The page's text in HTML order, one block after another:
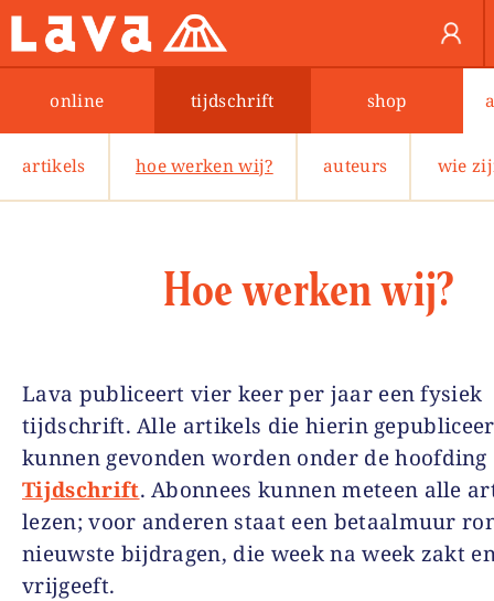
online tijdschrift shop
artikels hoe werken wij? auteurs wie
Hoe werken wij?
Lava publiceert vier keer per jaar een fysiek
tijdschrift. Alle artikels die hierin
kunnen gevonden worden onder de hoofding
Tijdschrift. Abonnees kunnen meteen alle
lezen; voor anderen staat een betaalmuur
nieuwste bijdragen, die week na week zakt
vrijgeeft.